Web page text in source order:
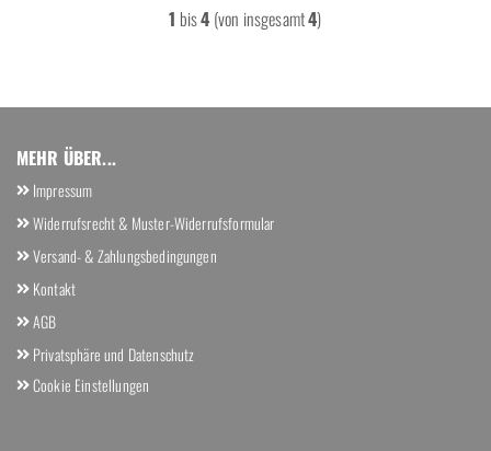
1 bis4 (von insgesamt4)
MEHR ÜBER...
Impressum
Widerrufsrecht & Muster-Widerrufsformular
Versand- & Zahlungsbedingungen
Kontakt
AGB
Privatsphäre und Datenschutz
Cookie Einstellungen